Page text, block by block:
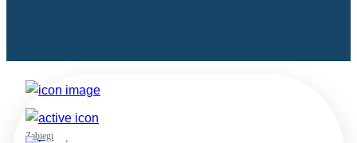
Zabiegi